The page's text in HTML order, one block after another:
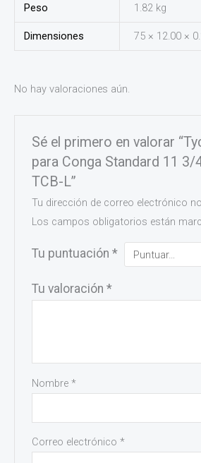
Peso 1.82 kg
Dimensiones 75 × 12.00 ×
No hay valoraciones aún.
Sé el primero en valorar
para Conga Standard 11 3/
TCB-L”
Tu dirección de correo electrónico
Los campos obligatorios están
Tu puntuación*
Tu valoración*
Nombre*
Correo electrónico*